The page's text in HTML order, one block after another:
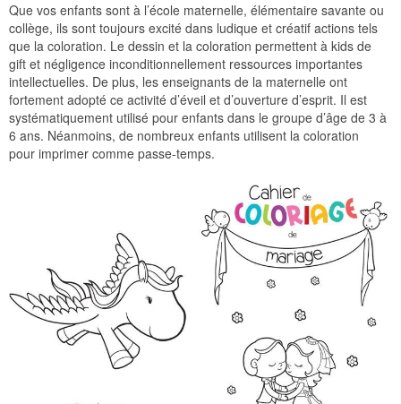
Que vos enfants sont à l’école maternelle, élémentaire savante ou
collège, ils sont toujours excité dans ludique et créatif actions tels
que la coloration. Le dessin et la coloration permettent à kids de
gift et négligence inconditionnellement ressources importantes
intellectuelles. De plus, les enseignants de la maternelle ont
fortement adopté ce activité d’éveil et d’ouverture d’esprit. Il est
systématiquement utilisé pour enfants dans le groupe d’âge de 3 à
6 ans. Néanmoins, de nombreux enfants utilisent la coloration
pour imprimer comme passe-temps.